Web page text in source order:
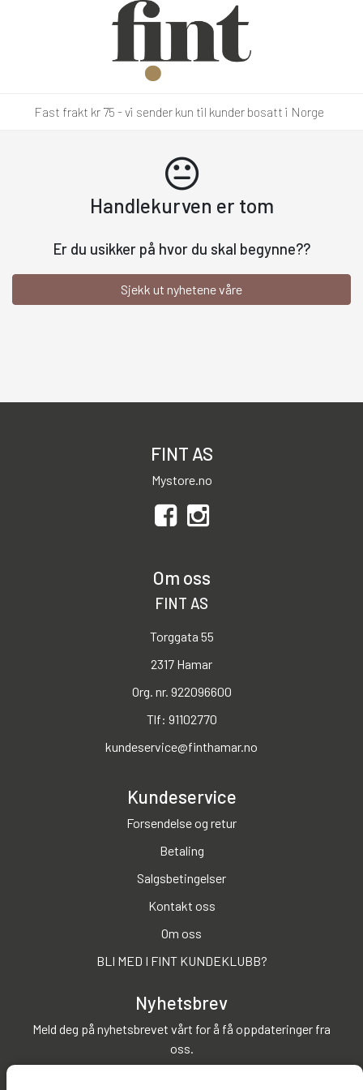
Fast frakt kr 75 - vi sender kun til kunder bosatt i Norge
Handlekurven er tom
Er du usikker på hvor du skal begynne??
Sjekk ut nyhetene våre
FINT AS
Mystore.no
Om oss
FINT AS
Torggata 55
2317 Hamar
Org. nr. 922096600
Tlf: 91102770
kundeservice@finthamar.no
Kundeservice
Forsendelse og retur
Betaling
Salgsbetingelser
Kontakt oss
Om oss
BLI MED I FINT KUNDEKLUBB?
Nyhetsbrev
Meld deg på nyhetsbrevet vårt for å få oppdateringer fra
oss.